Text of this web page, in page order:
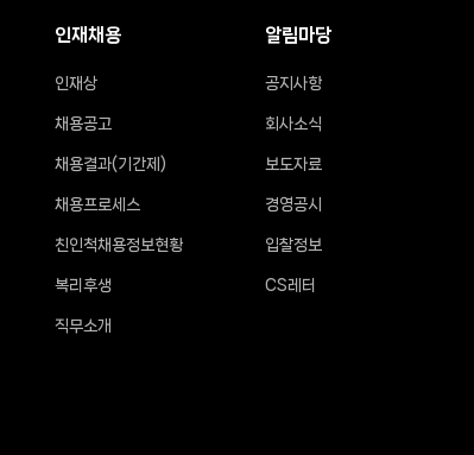
인재채용
인재상
채용공고
채용결과(기간제)
채용프로세스
친인척채용정보현황
복리후생
직무소개
알림마당
공지사항
회사소식
보도자료
경영공시
입찰정보
CS레터